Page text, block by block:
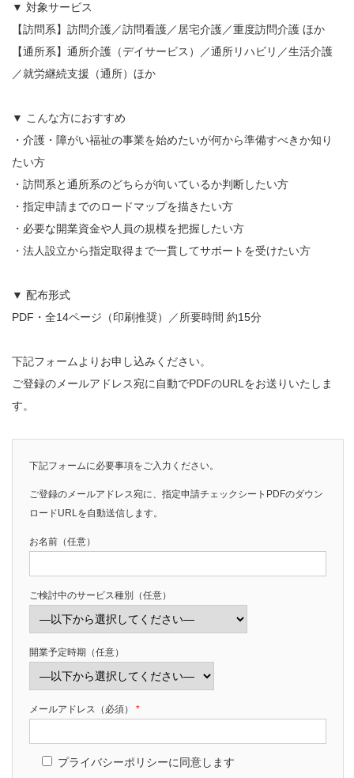
▼ 対象サービス
【訪問系】訪問介護／訪問看護／居宅介護／重度訪問介護 ほか
【通所系】通所介護（デイサービス）／通所リハビリ／生活介護
／就労継続支援（通所）ほか
▼ こんな方におすすめ
・介護・障がい福祉の事業を始めたいが何から準備すべきか知り
たい方
・訪問系と通所系のどちらが向いているか判断したい方
・指定申請までのロードマップを描きたい方
・必要な開業資金や人員の規模を把握したい方
・法人設立から指定取得まで一貫してサポートを受けたい方
▼ 配布形式
PDF・全14ページ（印刷推奨）／所要時間 約15分
下記フォームよりお申し込みください。
ご登録のメールアドレス宛に自動でPDFのURLをお送りいたしま
す。
下記フォームに必要事項をご入力ください。
ご登録のメールアドレス宛に、指定申請チェックシートPDFのダウン
ロードURLを自動送信します。
お名前（任意）
ご検討中のサービス種別（任意）
開業予定時期（任意）
メールアドレス（必須） *
プライバシーポリシーに同意します